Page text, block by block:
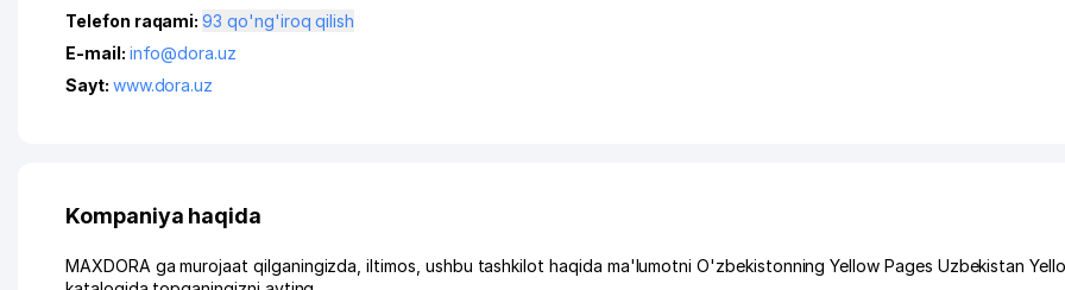
Telefon raqami:
93 qo'ng'iroq qilish
E-mail: info@dora.uz
Sayt: www.dora.uz
Kompaniya haqida
MAXDORA ga murojaat qilganingizda, iltimos, ushbu tashkilot haqida ma'lumotni O'zbekistonning Yellow Pages Uzbekistan